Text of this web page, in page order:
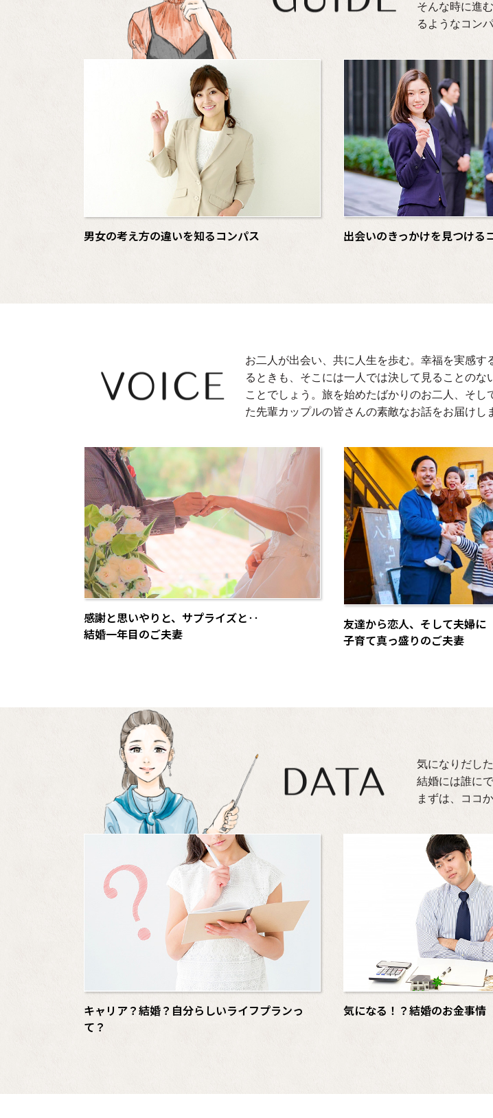
そんな時に進
るようなコン
男女の考え方の違いを知るコンパス 出会いのきっかけを見つける
お二人が出会い、共に人生を歩む。幸福を実感す
るときも、そこには一人では決して見ることのな
ことでしょう。旅を始めたばかりのお二人、そし
た先輩カップルの皆さんの素敵なお話をお届けし
感謝と思いやりと、サプライズと‥
結婚一年目のご夫妻
友達から恋人、そして夫婦に
子育て真っ盛りのご夫妻
気になりだし
結婚には誰に
まずは、ココ
キャリア？結婚？自分らしいライフプランっ
て？
気になる！？結婚のお金事情